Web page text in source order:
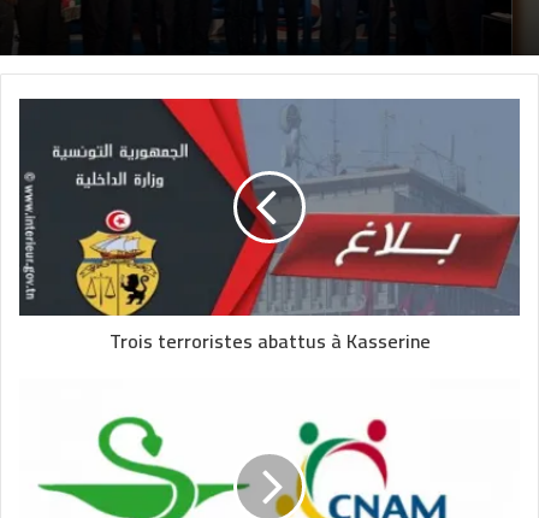
Trois terroristes abattus à Kasserine